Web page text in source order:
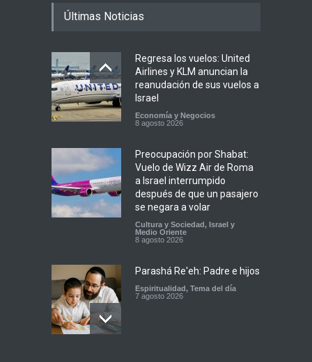
Últimas Noticias
Regresa los vuelos: United
Airlines y KLM anuncian la
reanudación de sus vuelos a
Israel
Economía y Negocios
8 agosto 2026
Preocupación por Shabat:
Vuelo de Wizz Air de Roma
a Israel interrumpido
después de que un pasajero
se negara a volar
Cultura y Sociedad, Israel y
Medio Oriente
8 agosto 2026
Parashá Re'eh: Padre e hijos
Espiritualidad, Tema del día
7 agosto 2026